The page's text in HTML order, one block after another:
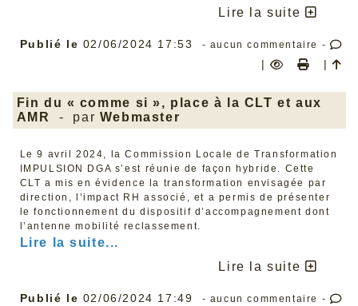
pas vers un budget européen à hauteur des ambitions
développement d’une Taxation européenne juste.
investissements publics, notamment pour la
transition écologique juste,
L’introduction d’une conditionnalité sociale et
L'Europe n'est certes pas parfaite mais elle est
essentielle pour construire un avenir plus écologique,
plus démocratique, plus protecteur, plus social. Fidèle à
son histoire et à ses valeurs, la CFDT Défense s’associe
à sa confédération en continuant de militer pour une
Europe fraternelle et progressiste. Nous n'avons pas
besoin de moins d'Europe mais de mieux d'Europe.
Alors le 9 juin, votons pour l'Europe et pour une Europe
Lire la suite
Publié le 02/06/2024 17:53 - aucun commentaire -
| |
Fin du « comme si », place à la CLT et aux
AMR
- par Webmaster
Le 9 avril 2024, la Commission Locale de Transformation
IMPULSION DGA s’est réunie de façon hybride. Cette
CLT a mis en évidence la transformation envisagée par
direction, l’impact RH associé, et a permis de présenter
le fonctionnement du dispositif d’accompagnement dont
l’antenne mobilité reclassement.
Lire la suite...
Lire la suite
Publié le 02/06/2024 17:49 - aucun commentaire -